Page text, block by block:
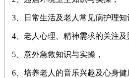
3、日常生活及老人常见病护理知
4、老人心理、精神需求的关注及
5、意外急救知识与实操，
6、培养老人的音乐兴趣及心身健